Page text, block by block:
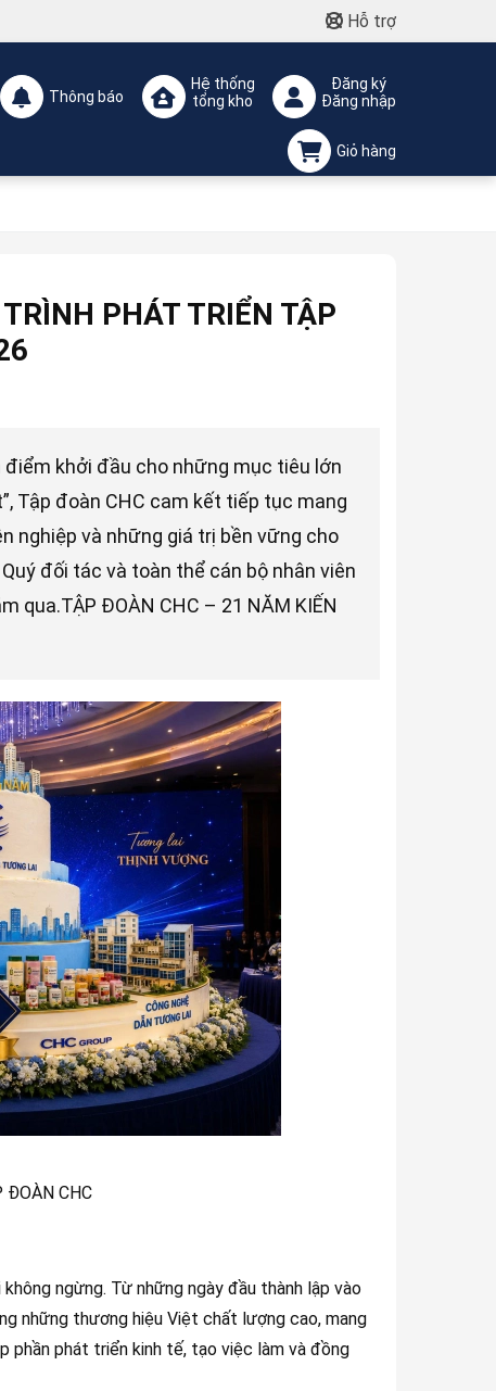
Hỗ trợ
Đăng ký
Đăng nhập
Hệ thống
tổng kho
Thông báo
Giỏ hàng
PHÁT TRIỂN TẬP
khởi đầu cho những mục tiêu lớn
Tập đoàn CHC cam kết tiếp tục mang
nghiệp và những giá trị bền vững cho
đối tác và toàn thể cán bộ nhân viên
qua.TẬP ĐOÀN CHC – 21 NĂM KIẾN
ĐOÀN CHC
ngừng. Từ những ngày đầu thành lập vào
những thương hiệu Việt chất lượng cao, mang
phần phát triển kinh tế, tạo việc làm và đồng